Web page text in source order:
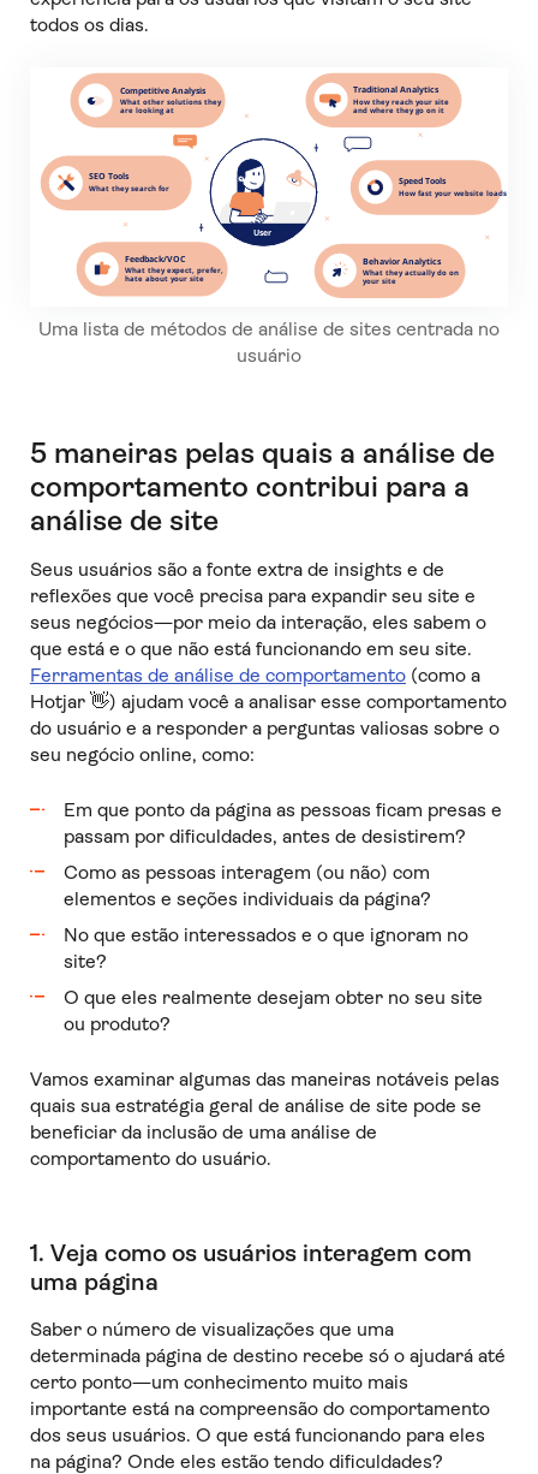
todos os dias.
Uma lista de métodos de análise de sites centrada no
usuário
5 maneiras pelas quais a análise de
comportamento contribui para a
análise de site
Seus usuários são a fonte extra de insights e de
reflexões que você precisa para expandir seu site e
seus negócios—por meio da interação, eles sabem o
que está e o que não está funcionando em seu site.
Ferramentas de análise de comportamento(como a
Hotjar 👋) ajudam você a analisar esse comportamento
do usuário e a responder a perguntas valiosas sobre o
seu negócio online, como:
Em que ponto da página as pessoas ficam presas e
passam por dificuldades, antes de desistirem?
Como as pessoas interagem (ou não) com
elementos e seções individuais da página?
No que estão interessados e o que ignoram no
site?
O que eles realmente desejam obter no seu site
ou produto?
Vamos examinar algumas das maneiras notáveis pelas
quais sua estratégia geral de análise de site pode se
beneficiar da inclusão de uma análise de
comportamento do usuário.
1. Veja como os usuários interagem com
uma página
Saber o número de visualizações que uma
determinada página de destino recebe só o ajudará até
certo ponto—um conhecimento muito mais
importante está na compreensão do comportamento
dos seus usuários. O que está funcionando para eles
na página? Onde eles estão tendo dificuldades?